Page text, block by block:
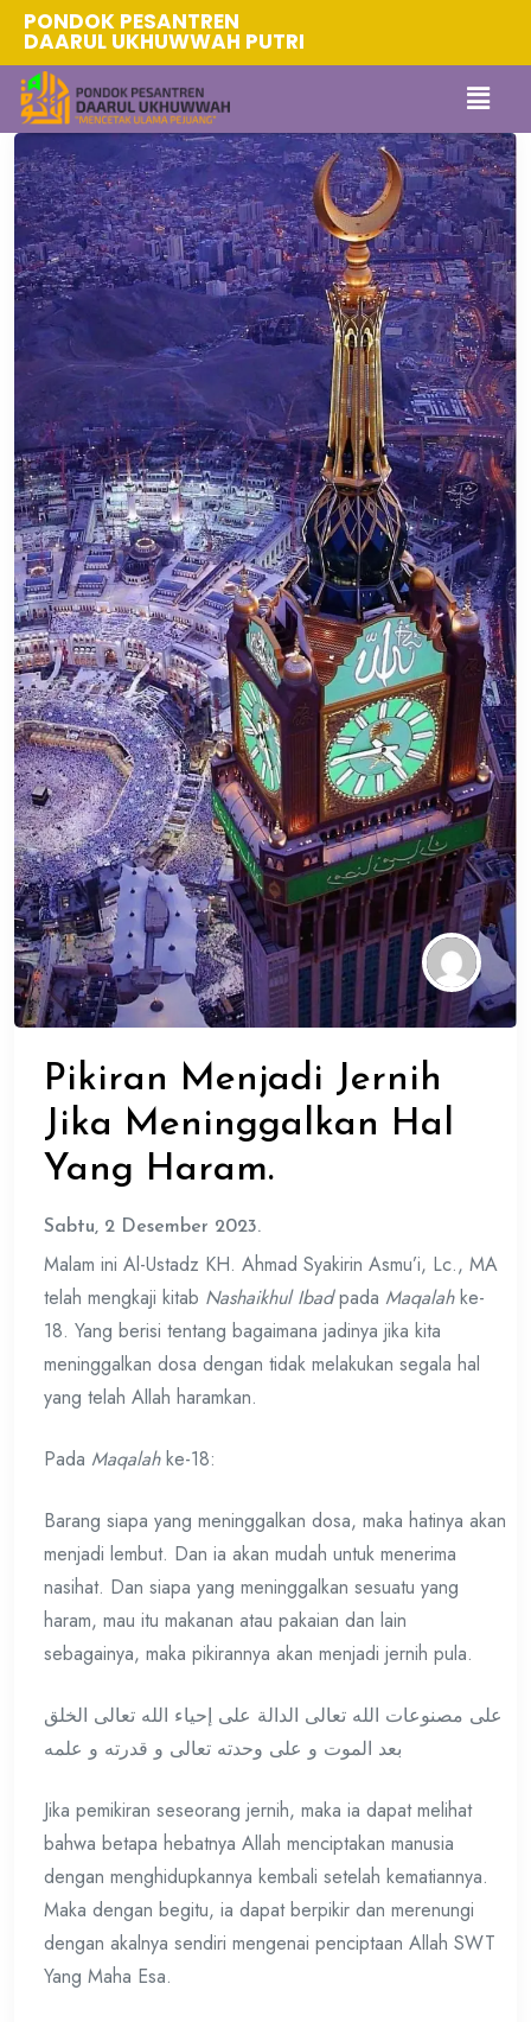
PONDOK PESANTREN
DAARUL UKHUWWAH PUTRI
Pikiran Menjadi Jernih
Jika Meninggalkan Hal
Yang Haram.
Sabtu, 2 Desember 2023.
Malam ini Al-Ustadz KH. Ahmad Syakirin Asmu’i, Lc., MA
telah mengkaji kitab Nashaikhul Ibadpada Maqalahke-
18. Yang berisi tentang bagaimana jadinya jika kita
meninggalkan dosa dengan tidak melakukan segala hal
yang telah Allah haramkan.
Pada Maqalahke-18:
Barang siapa yang meninggalkan dosa, maka hatinya akan
menjadi lembut. Dan ia akan mudah untuk menerima
nasihat. Dan siapa yang meninggalkan sesuatu yang
haram, mau itu makanan atau pakaian dan lain
sebagainya, maka pikirannya akan menjadi jernih pula.
على مصنوعات الله تعالى الدالة على إحياء الله تعالى الخلق
بعد الموت و على وحدته تعالى و قدرته و علمه
Jika pemikiran seseorang jernih, maka ia dapat melihat
bahwa betapa hebatnya Allah menciptakan manusia
dengan menghidupkannya kembali setelah kematiannya.
Maka dengan begitu, ia dapat berpikir dan merenungi
dengan akalnya sendiri mengenai penciptaan Allah SWT
Yang Maha Esa.